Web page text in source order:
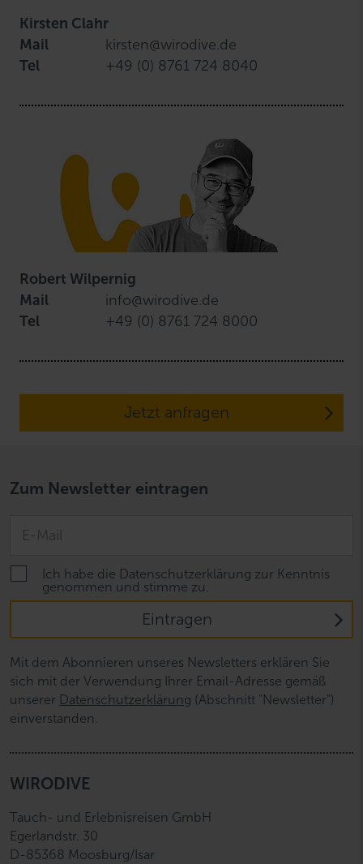
Kirsten Clahr
Mail
kirsten@wirodive.de
Tel
+49 (0) 8761 724 8040
Robert Wilpernig
Mail
info@wirodive.de
Tel
+49 (0) 8761 724 8000
Jetzt anfragen
Zum Newsletter eintragen
Ich habe die Datenschutzerklärung zur Kenntnis
genommen und stimme zu.
Eintragen
Mit dem Abonnieren unseres Newsletters erklären Sie
sich mit der Verwendung Ihrer Email-Adresse gemäß
unserer Datenschutzerklärung (Abschnitt "Newsletter")
einverstanden.
WIRODIVE
Tauch- und Erlebnisreisen GmbH
Egerlandstr. 30
D-85368 Moosburg/Isar